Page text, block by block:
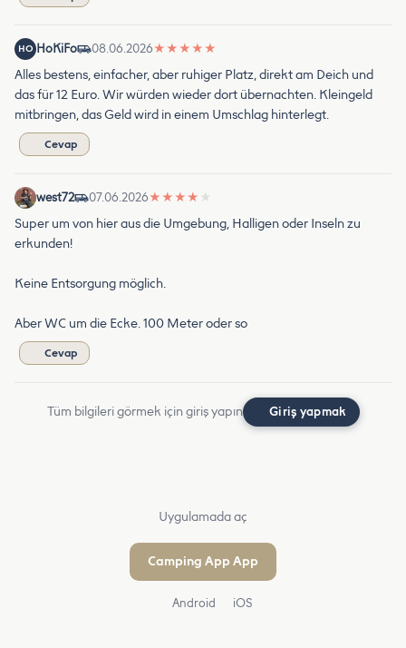
HO HoKiFo 08.06.2026★ ★ ★ ★ ★
Alles bestens, einfacher, aber ruhiger Platz, direkt am Deich und
das für 12 Euro. Wir würden wieder dort übernachten. Kleingeld
mitbringen, das Geld wird in einem Umschlag hinterlegt.
Cevap
west72 07.06.2026★ ★ ★ ★ ★
Super um von hier aus die Umgebung, Halligen oder Inseln zu
erkunden!
Keine Entsorgung möglich.
Aber WC um die Ecke. 100 Meter oder so
Cevap
Tüm bilgileri görmek için giriş yapın Giriş yapmak
Uygulamada aç
Camping App App
Android iOS